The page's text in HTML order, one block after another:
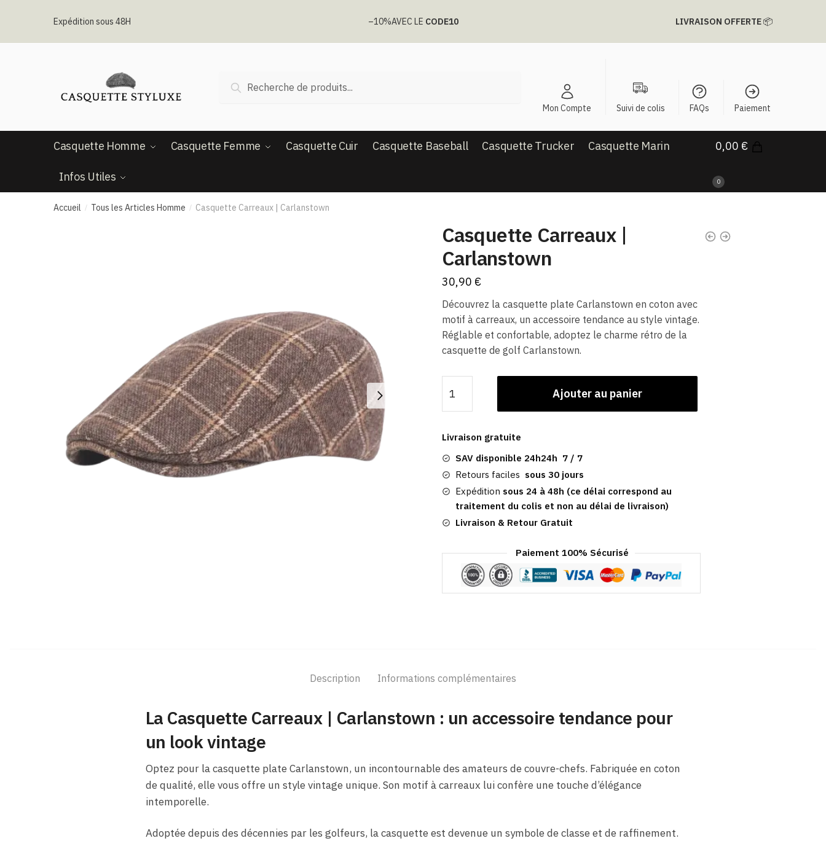
Expédition sous 48H –10%AVEC LE CODE10 LIVRAISON OFFERTE📦
pour :
Recherche
Mon Compte Suivi de colis FAQs Paiement
Casquette Homme Casquette Femme Casquette Cuir Casquette Baseball Casquette Trucker Casquette Marin
Infos Utiles
0,00 €
0
Accueil / Tous les Articles Homme / Casquette Carreaux | Carlanstown
Casquette Carreaux |
Carlanstown
30,90 €
Découvrez la casquette plate Carlanstown en coton avec
motif à carreaux, un accessoire tendance au style vintage.
Réglable et confortable, adoptez le charme rétro de la
casquette de golf Carlanstown.
de
Casquette
|
Carlanstown
Ajouter au panier
Livraison gratuite
SAV disponible 24h24h 7 / 7
Retours faciles sous 30 jours
Expédition sous 24 à 48h (ce délai correspond au
traitement du colis et non au délai de livraison)
Livraison & Retour Gratuit
Paiement 100% Sécurisé
Description Informations complémentaires
La Casquette Carreaux | Carlanstown : un accessoire tendance pour
un look vintage
Optez pour la casquette plate Carlanstown, un incontournable des amateurs de couvre-chefs. Fabriquée en coton
de qualité, elle vous offre un style vintage unique. Son motif à carreaux lui confère une touche d’élégance
intemporelle.
Adoptée depuis des décennies par les golfeurs, la casquette est devenue un symbole de classe et de raffinement.